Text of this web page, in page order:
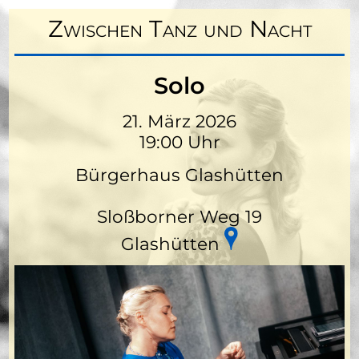
Zwischen Tanz und Nacht
Solo
21. März 2026
19:00 Uhr
Bürgerhaus Glashütten
Sloßborner Weg 19
Glashütten